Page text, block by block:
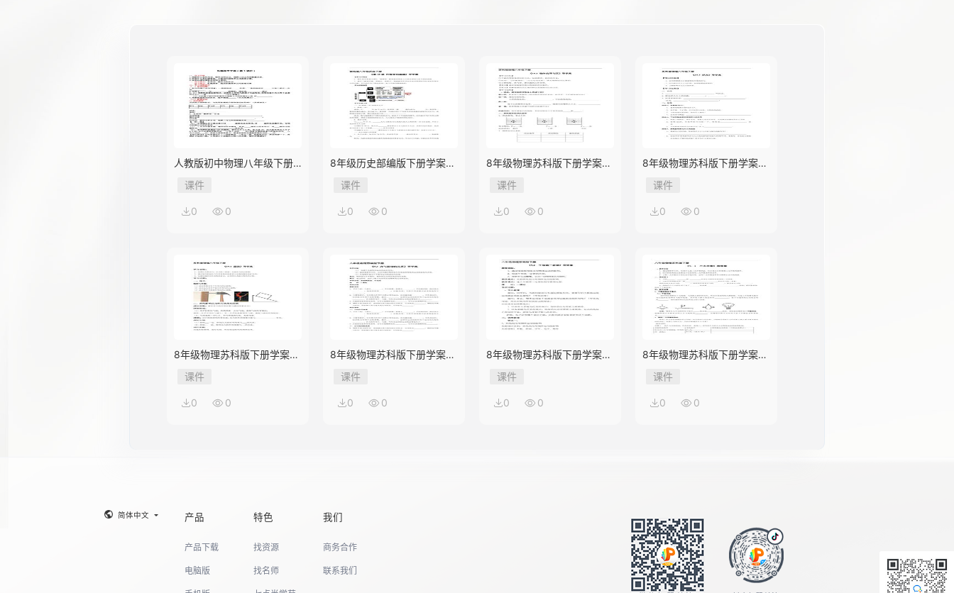
人教版初中物理八年级下册
第3节 机械效率
课件
0 0
8年级历史部编版下册学案
《第18课 科技文化成就》
课件
0 0
8年级物理苏科版下册学案
《10.5 物体的浮与沉》
课件
0 0
8年级物理苏科版下册学案
《10.4 浮力》
课件
0 0
8年级物理苏科版下册学案
《10.1 压强》
课件
0 0
8年级物理苏科版下册学案
《9.3 力与运动的关系》
课件
0 0
8年级物理苏科版下册学案
《9.2 牛顿第一定律》
课件
0 0
8年级物理苏科版下册学案
《9.1 二力平衡》
课件
0 0
简体中文 产品
产品下载
电脑版
特色
找资源
找名师
我们
商务合作
联系我们